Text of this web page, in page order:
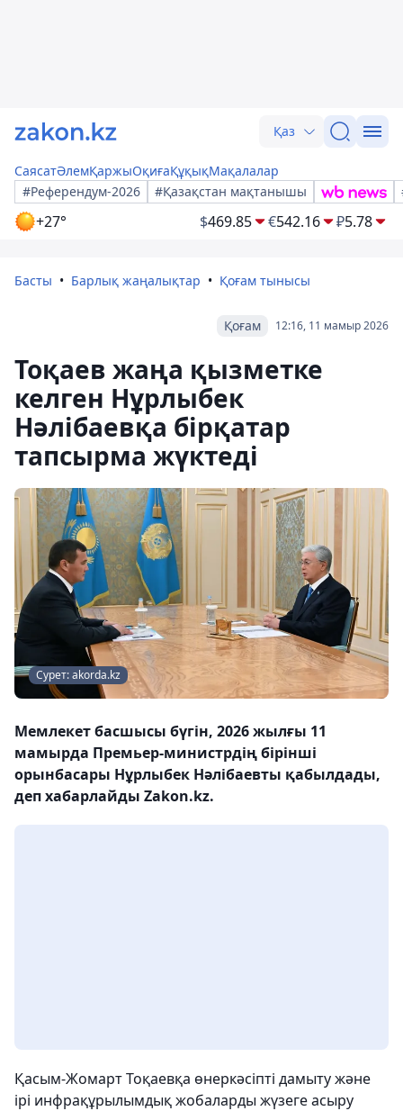
Қаз
СаясатӘлемҚаржыОқиғаҚұқықМақалалар
#Референдум-2026
#Қазақстан мақтанышы
+27° $469.85 €542.16 ₽5.78
Басты Барлық жаңалықтар Қоғам тынысы
12:16, 11 мамыр 2026
Қоғам
Тоқаев жаңа қызметке
келген Нұрлыбек
Нәлібаевқа бірқатар
тапсырма жүктеді
Сурет: akorda.kz
Мемлекет басшысы бүгін, 2026 жылғы 11
мамырда Премьер-министрдің бірінші
орынбасары Нұрлыбек Нәлібаевты қабылдады,
деп хабарлайды Zakon.kz.
Қасым-Жомарт Тоқаевқа өнеркәсіпті дамыту және
ірі инфрақұрылымдық жобаларды жүзеге асыру